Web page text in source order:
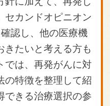
セカンドオピニオン
確認し、他の医療機
きたいと考える方も
では、再発がんに対
の特徴を整理して紹
できる治療選択の参